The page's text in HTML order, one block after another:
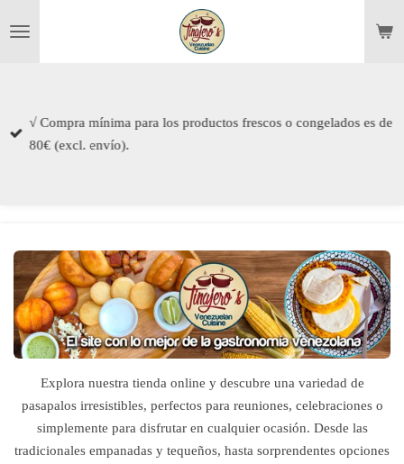
direct
√ Compra mínima para los productos frescos o congelados es de
80€ (excl. envío).
Explora nuestra tienda online y descubre una variedad de
pasapalos irresistibles, perfectos para reuniones, celebraciones o
simplemente para disfrutar en cualquier ocasión. Desde las
tradicionales empanadas y tequeños, hasta sorprendentes opciones